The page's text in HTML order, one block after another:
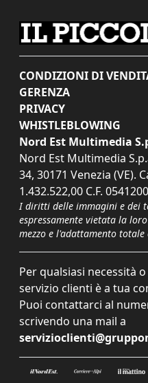
CONDIZIONI DI
GERENZA
PRIVACY
WHISTLEBLOWING
Nord Est Multimedia
Nord Est Multimedia
34, 30171 Venezia (VE).
1.432.522,00 C.F.
I diritti delle immagini e dei
espressamente vietata la
mezzo e l'adattamento totale
Per qualsiasi necessità
servizio clienti è a tua
Puoi contattarci al
scrivendo una mail a